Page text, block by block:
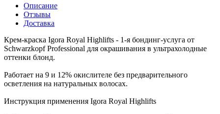
Описание
Отзывы
Доставка
Крем-краска Igora Royal Highlifts - 1-я бондинг-услуга от
Schwarzkopf Professional для окрашивания в ультрахолодные
оттенки блонд.
Работает на 9 и 12% окислителе без предварительного
осветления на натуральных волосах.
Инструкция применения Igora Royal Highlifts